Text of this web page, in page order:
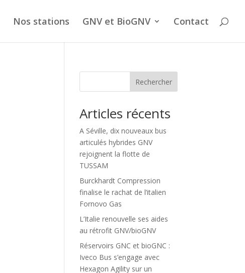
Nos stations GNV et BioGNV Contact
Rechercher
Articles récents
A Séville, dix nouveaux bus
articulés hybrides GNV
rejoignent la flotte de
TUSSAM
Burckhardt Compression
finalise le rachat de l’italien
Fornovo Gas
L’Italie renouvelle ses aides
au rétrofit GNV/bioGNV
Réservoirs GNC et bioGNC :
Iveco Bus s’engage avec
Hexagon Agility sur un